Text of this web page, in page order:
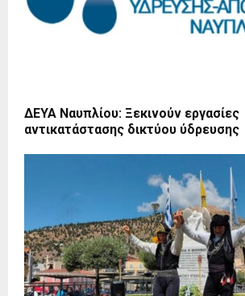
ΔΕΥΑ Ναυπλίου: Ξεκινούν εργασίες
αντικατάστασης δικτύου ύδρευσης